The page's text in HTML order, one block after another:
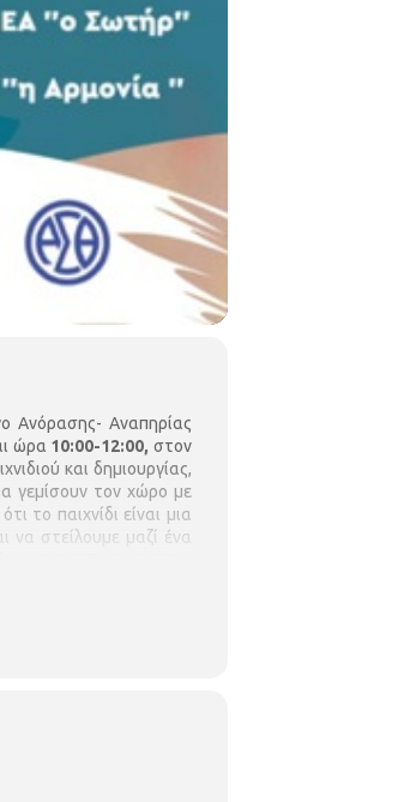
Ανόρασης- Αναπηρίας
ώρα 10:00-12:00,στον
και δημιουργίας,
γεμίσουν τον χώρο με
το παιχνίδι είναι μια
να στείλουμε μαζί ένα